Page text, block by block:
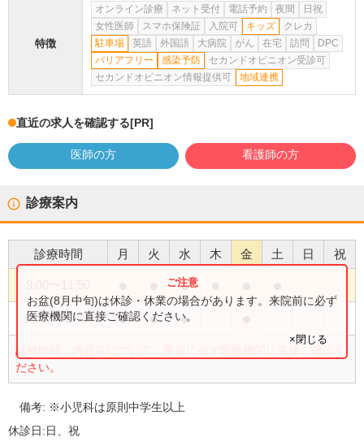
特徴
オンライン診療 ネット受付 電話予約 夜間
日祝
女性医師
スマホ保険証 入院可 キッズ
クレカ
駐車場
英語 外国語 大病院 がん 在宅 訪問
DPC
バリアフリー
感染予防
セカンドオピニオン受診可
セカンドオピニオン情報提供可
地域連携
直近の求人を確認する[PR]
医師の方 看護師の方
診療案内
診療時間 月 火 水 木 金 土 日 祝
●
14:00〜17:50 ● ● ●
診療時間・内容等について、事前に必ず医療機関に直接ご確認く
ださい。
お盆(8月中旬)は休診・休業の場合があります。来院前に必ず
医療機関に直接ご確認ください。
×閉じる
備考: ※小児科は原則中学生以上
休診日:日、祝